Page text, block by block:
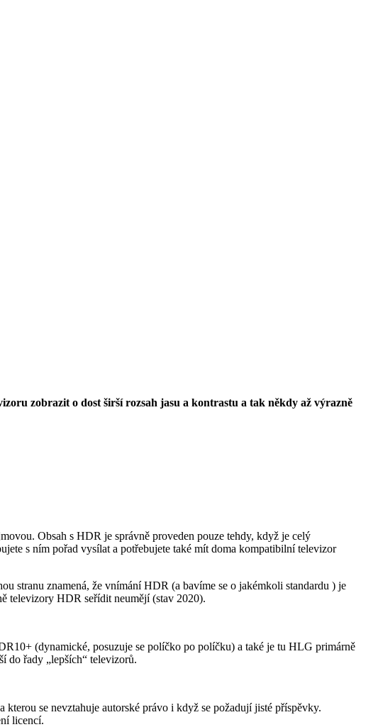
zobrazit o dost širší rozsah jasu a kontrastu a tak někdy až výrazně
Obsah s HDR je správně proveden pouze tehdy, když je celý
s ním pořad vysílat a potřebujete také mít doma kompatibilní televizor
stranu znamená, že vnímání HDR (a bavíme se o jakémkoli standardu ) je
televizory HDR seřídit neumějí (stav 2020).
(dynamické, posuzuje se políčko po políčku) a také je tu HLG primárně
do řady „lepších“ televizorů.
se nevztahuje autorské právo i když se požadují jisté příspěvky.
licencí.